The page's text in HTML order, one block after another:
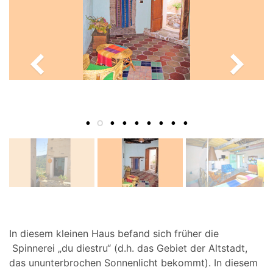
In diesem kleinen Haus befand sich früher die
Spinnerei „du diestru“ (d.h. das Gebiet der Altstadt,
das ununterbrochen Sonnenlicht bekommt). In diesem